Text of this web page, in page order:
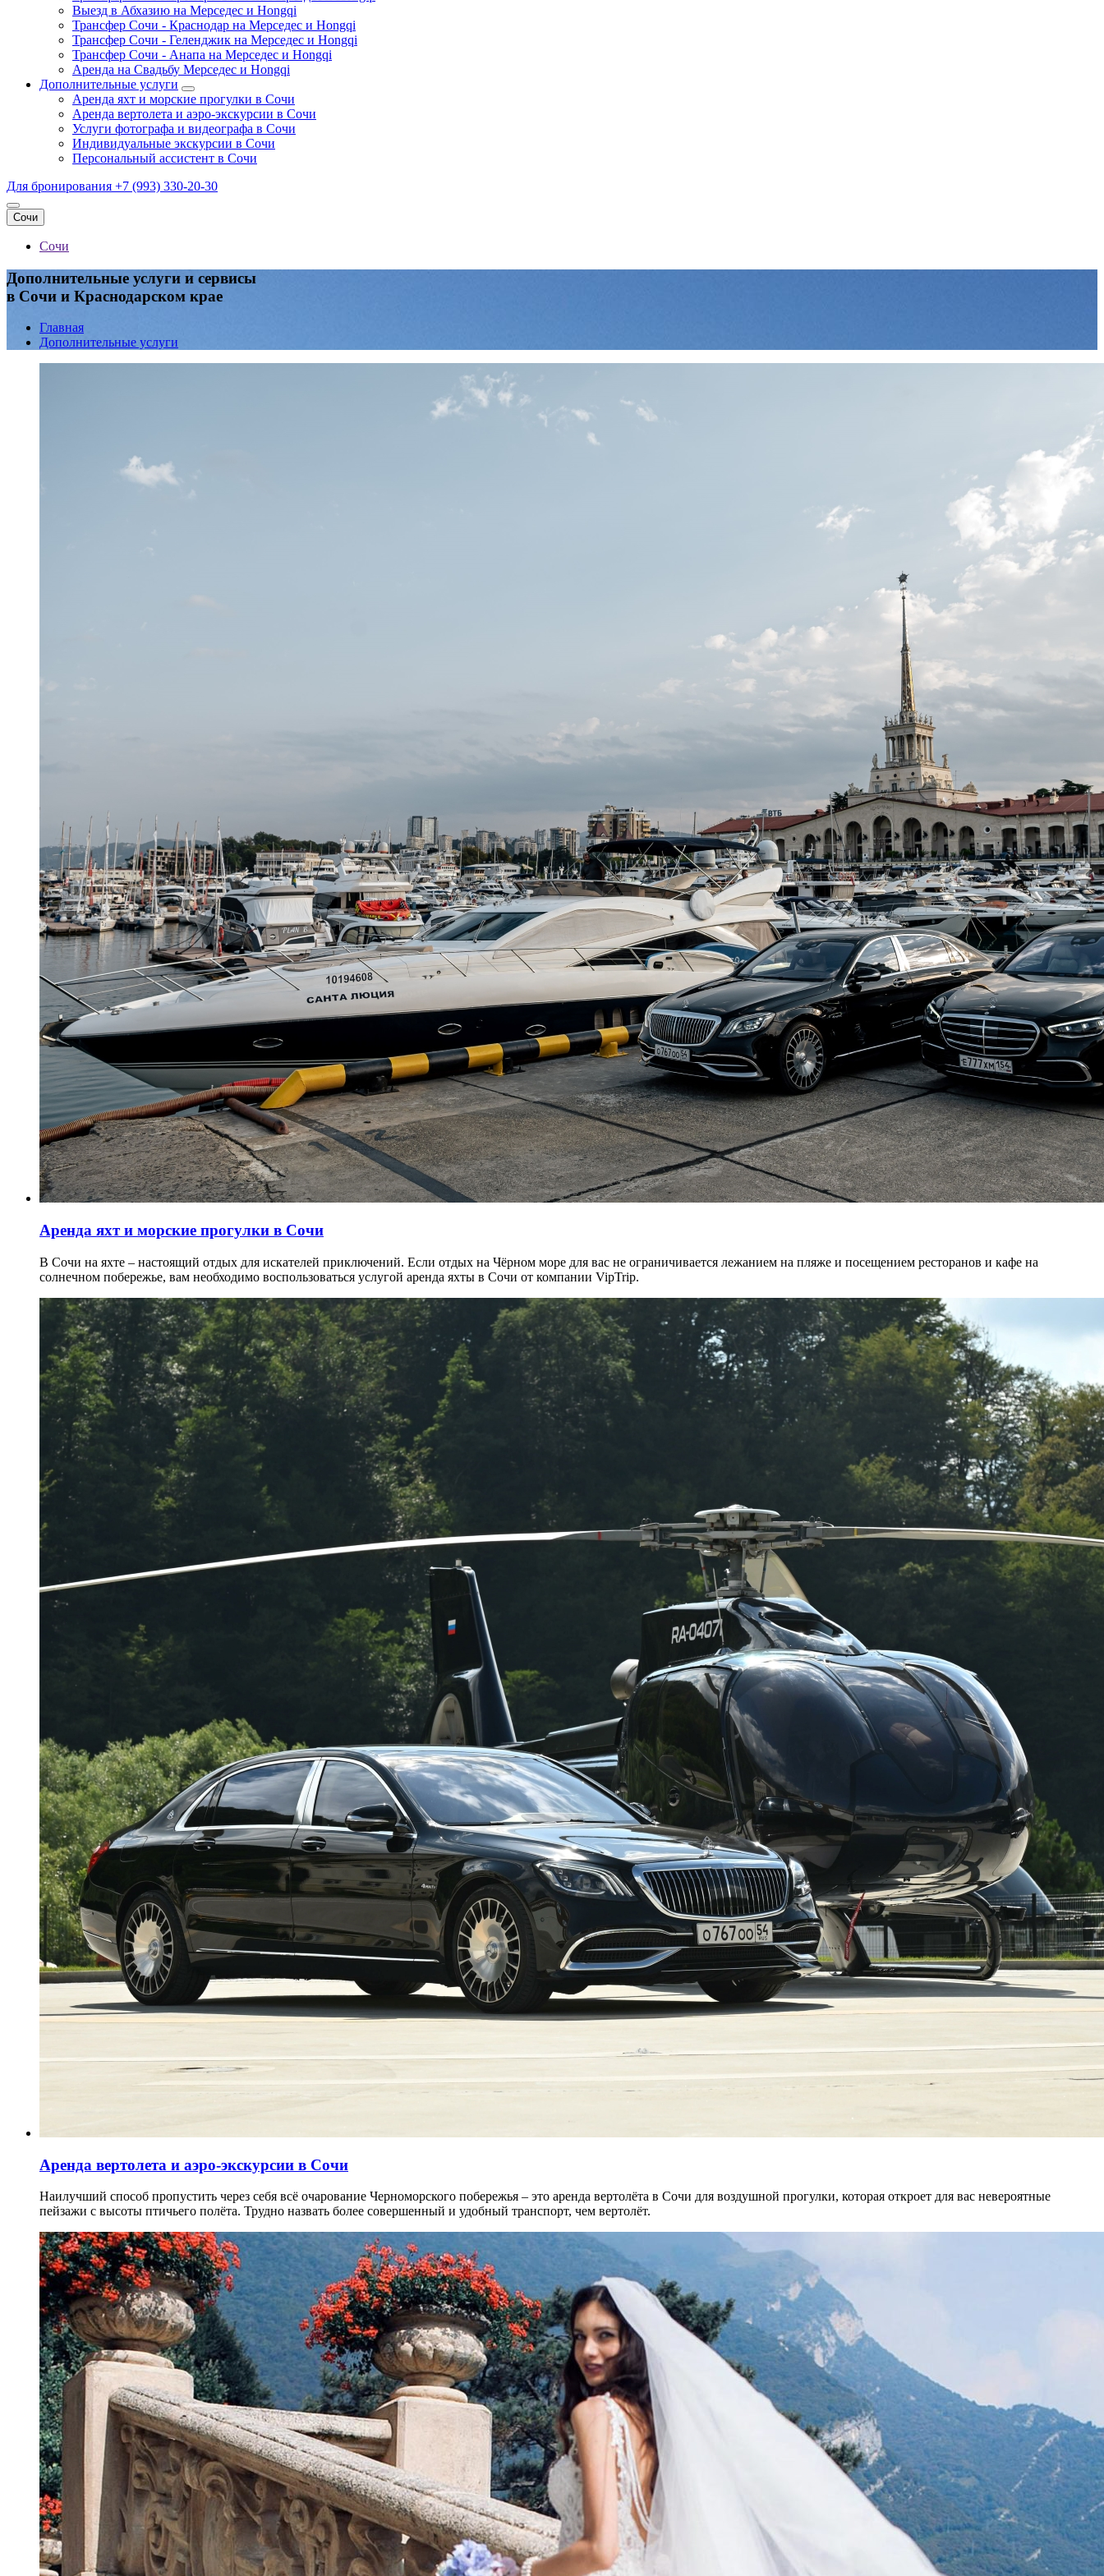
Выезд в Абхазию на Мерседес и Hongqi
Трансфер Сочи - Краснодар на Мерседес и Hongqi
Трансфер Сочи - Геленджик на Мерседес и Hongqi
Трансфер Сочи - Анапа на Мерседес и Hongqi
Аренда на Свадьбу Мерседес и Hongqi
Дополнительные услуги
Аренда яхт и морские прогулки в Сочи
Аренда вертолета и аэро-экскурсии в Сочи
Услуги фотографа и видеографа в Сочи
Индивидуальные экскурсии в Сочи
Персональный ассистент в Сочи
Для бронирования +7 (993) 330-20-30
Сочи
Сочи
Дополнительные услуги и сервисы
в Сочи и Краснодарском крае
Главная
Дополнительные услуги
Аренда яхт и морские прогулки в Сочи
В Сочи на яхте – настоящий отдых для искателей приключений. Если отдых на Чёрном море для вас не ограничивается лежанием на пляже и посещением ресторанов и кафе на
солнечном побережье, вам необходимо воспользоваться услугой аренда яхты в Сочи от компании VipTrip.
Аренда вертолета и аэро-экскурсии в Сочи
Наилучший способ пропустить через себя всё очарование Черноморского побережья – это аренда вертолёта в Сочи для воздушной прогулки, которая откроет для вас невероятные
пейзажи с высоты птичьего полёта. Трудно назвать более совершенный и удобный транспорт, чем вертолёт.